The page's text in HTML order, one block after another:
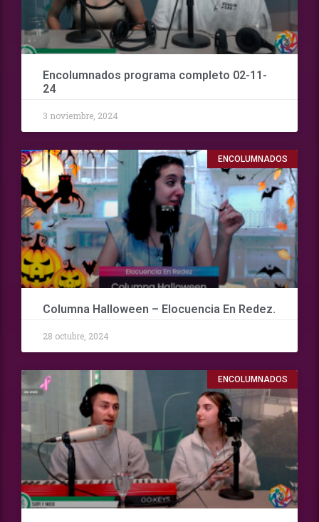
Encolumnados programa completo 02-11-
24
3 noviembre, 2024
ENCOLUMNADOS
Columna Halloween – Elocuencia En Redez.
28 octubre, 2024
ENCOLUMNADOS